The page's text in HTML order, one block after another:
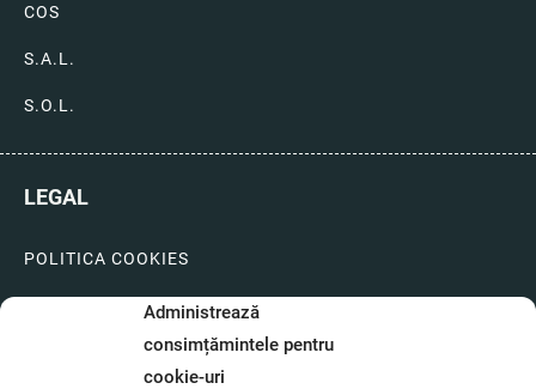
Administrează
consimțămintele pentru
cookie-uri
COS
S.A.L.
S.O.L.
LEGAL
POLITICA COOKIES
LIVRARI SI PLATI
GARANTIE SI SERVICE